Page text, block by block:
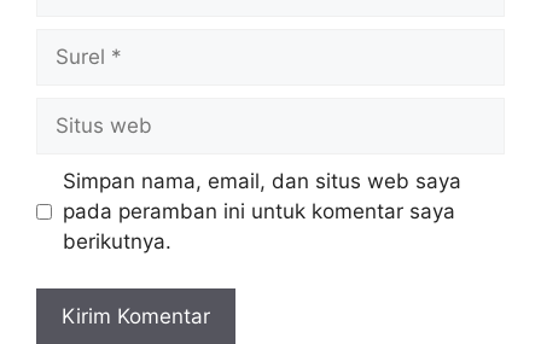
Surel
Situs
web
Simpan nama, email, dan situs web saya
pada peramban ini untuk komentar saya
berikutnya.